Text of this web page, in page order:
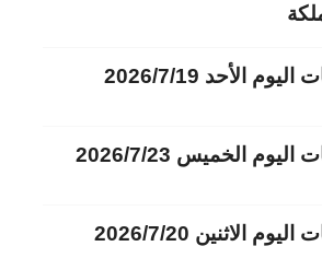
الأحد 2026/7/19
اليوم الخميس 2026/7/23
الاثنين 2026/7/20